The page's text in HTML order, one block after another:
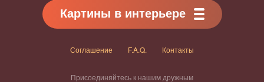
Картины в интерьере
Соглашение F.A.Q. Контакты
Присоединяйтесь к нашим дружным